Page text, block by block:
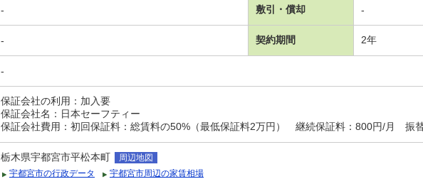
- 敷引・償却 -
- 契約期間 2年
-
保証会社の利用：加入要
保証会社名：日本セーフティー
保証会社費用：初回保証料：総賃料の50%（最低保証料2万円） 継続保証料：800円/月 振
栃木県宇都宮市平松本町
周辺地図
宇都宮市の行政データ
宇都宮市周辺の家賃相場